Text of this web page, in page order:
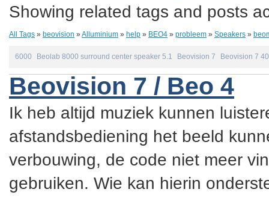
Showing related tags and posts
All Tags » beovision »Alluminium » help » BEO4 » probleem » Speakers »
6000 Beolab 8000 surround center speaker 5.1 Beovision 7 Beovision 7
Beovision 7 / Beo 4
Ik heb altijd muziek kunnen
afstandsbediening het beeld
verbouwing, de code niet meer
gebruiken. Wie kan hierin